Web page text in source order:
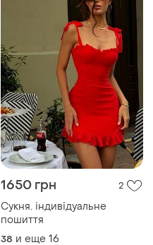
1650 грн 2
Сукня. індивідуальне
пошиття
38 и еще 16